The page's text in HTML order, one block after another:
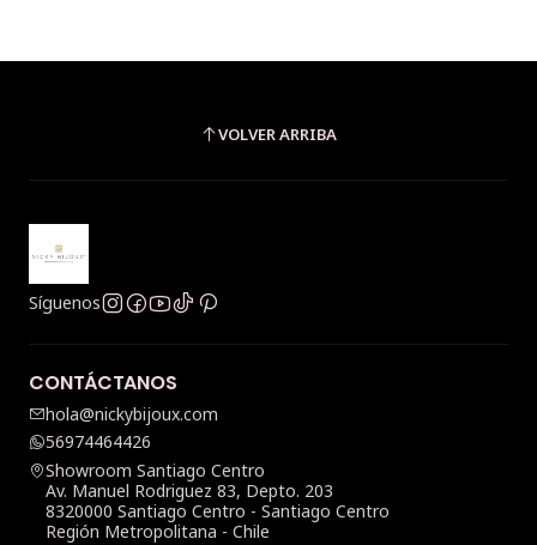
VOLVER ARRIBA
Síguenos
CONTÁCTANOS
hola@nickybijoux.com
56974464426
Showroom Santiago Centro
Av. Manuel Rodriguez 83, Depto. 203
8320000 Santiago Centro - Santiago Centro
Región Metropolitana - Chile